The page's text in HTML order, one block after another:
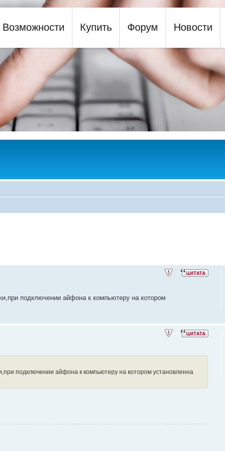
Возможности Купить Форум Новости
подключении айфона к компьютеру на котором
подключении айфона к компьютеру на котором установленна